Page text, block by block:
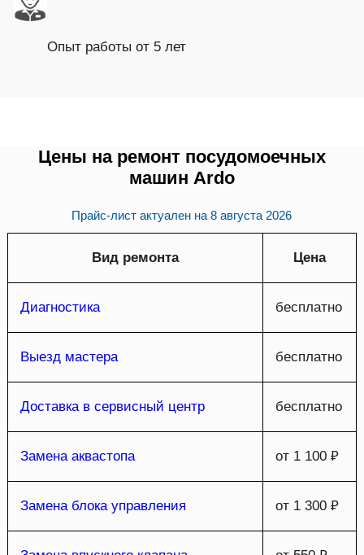
Опыт работы от 5 лет
Цены на ремонт посудомоечных
машин Ardo
Прайс-лист актуален на8 августа 2026
Вид ремонта Цена
Диагностика бесплатно
Выезд мастера бесплатно
Доставка в сервисный центр бесплатно
Замена аквастопа от 1 100 ₽
Замена блока управления от 1 300 ₽